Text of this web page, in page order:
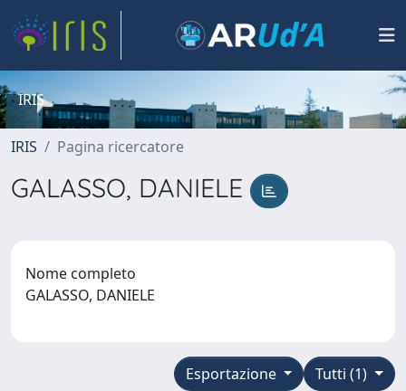
IRIS
IRIS Pagina ricercatore
GALASSO, DANIELE
Nome completo
GALASSO, DANIELE
Tutti (1)
Esportazione